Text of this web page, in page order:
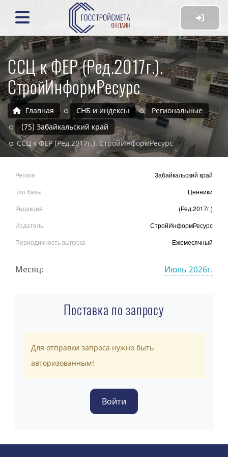
ССЦ к ФЕР (Ред.2017г.).
СтройИнформРесурс
Главная СНБ и индексы
Региональные
(75) Забайкальский край
ССЦ к ФЕР (Ред.2017г.). СтройИнформРесурс
Регион
Забайкальский край
Тип базы
Ценники
Редакция
(Ред.2017г.)
Издатель
СтройИнформРесурс
Периодичность выпуска
Ежемесячный
Месяц: Июль 2026г.
Поставка по запросу
Для отправки запроса нужно быть
авторизованным!